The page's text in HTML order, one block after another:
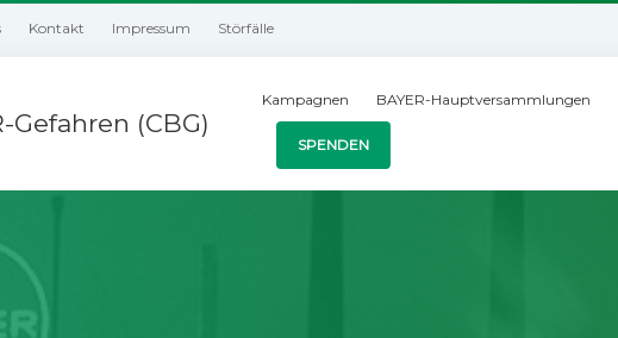
Kontakt Impressum Störfälle
(CBG)
Kampagnen BAYER-Hauptversammlungen
SPENDEN